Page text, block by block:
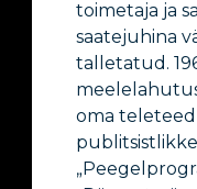
toimetaja ja
saatejuhina
talletatud.
oma teleteed